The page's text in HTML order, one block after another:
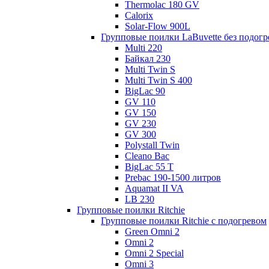
Thermolac 180 GV
Calorix
Solar-Flow 900L
Групповые поилки LaBuvette без
Multi 220
Байкал 230
Multi Twin S
Multi Twin S 400
BigLac 90
GV 110
GV 150
GV 230
GV 300
Polystall Twin
Cleano Bac
BigLac 55 T
Prebac 190-1500 литров
Aquamat II VA
LB 230
Групповые поилки Ritchie
Групповые поилки Ritchie с подогревом
Green Omni 2
Omni 2
Omni 2 Special
Omni 3